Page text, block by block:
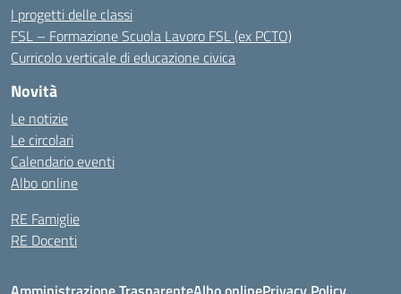
I progetti delle classi
FSL – Formazione Scuola Lavoro FSL (ex PCTO)
Curricolo verticale di educazione civica
Novità
Le notizie
Le circolari
Calendario eventi
Albo online
RE Famiglie
RE Docenti